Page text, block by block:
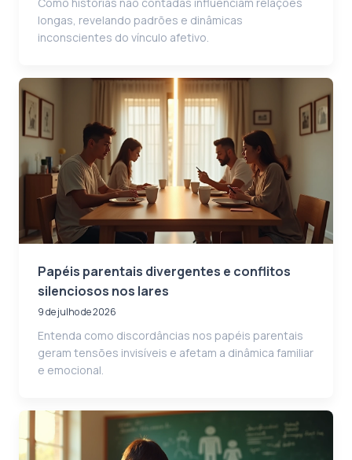
longas, revelando padrões e dinâmicas
inconscientes do vínculo afetivo.
Papéis parentais divergentes e conflitos
silenciosos nos lares
9 de julho de 2026
Entenda como discordâncias nos papéis parentais
geram tensões invisíveis e afetam a dinâmica familiar
e emocional.